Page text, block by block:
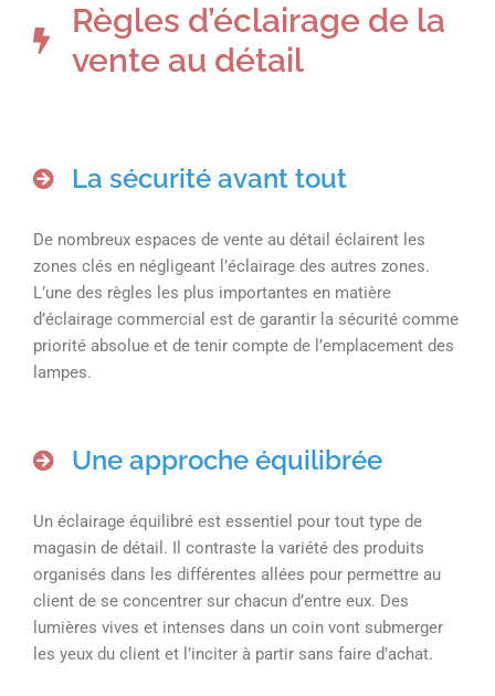
Règles d’éclairage de la
vente au détail
La sécurité avant tout
De nombreux espaces de vente au détail éclairent les
zones clés en négligeant l’éclairage des autres zones.
L’une des règles les plus importantes en matière
d’éclairage commercial est de garantir la sécurité comme
priorité absolue et de tenir compte de l’emplacement des
lampes.
Une approche équilibrée
Un éclairage équilibré est essentiel pour tout type de
magasin de détail. Il contraste la variété des produits
organisés dans les différentes allées pour permettre au
client de se concentrer sur chacun d’entre eux. Des
lumières vives et intenses dans un coin vont submerger
les yeux du client et l’inciter à partir sans faire d’achat.